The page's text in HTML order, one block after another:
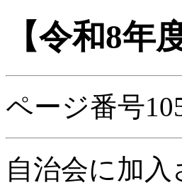
【令和8年
ページ番号
自治会に加